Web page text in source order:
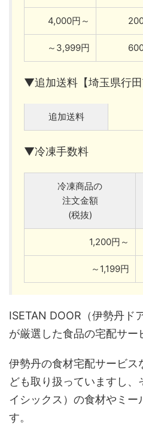
4,000円～
～3,999円
▼追加送料【埼玉県行田
追加送料
▼冷凍手数料
冷凍商品の
注文金額
(税抜)
1,200円～
～1,199円
ISETAN DOOR（伊勢丹ド
が厳選した食品の宅配サー
伊勢丹の食材宅配サービス
ども取り扱っていますし
イシックス）の食材やミー
す。